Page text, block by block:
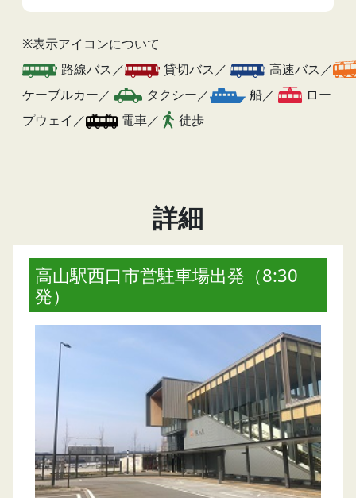
※表示アイコンについて
路線バス／
貸切バス／
高速バス／
ケーブルカー／
タクシー／ 船／
ロー
プウェイ／
電車／ 徒歩
詳細
高山駅西口市営駐車場出発（8:30
発）